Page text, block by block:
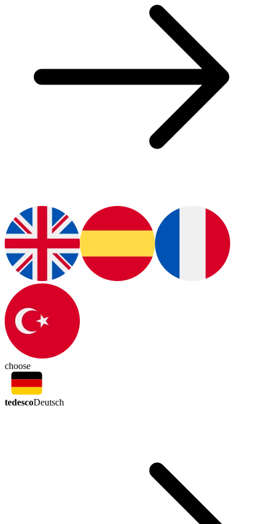
choose
tedescoDeutsch